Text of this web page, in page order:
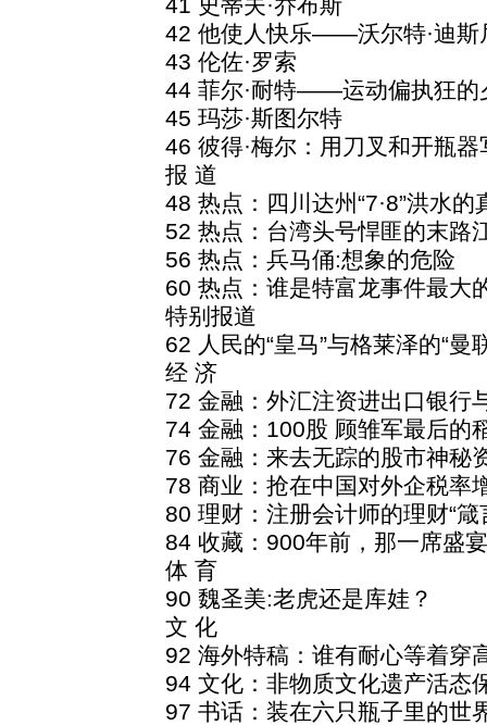
42 他使人快乐——沃尔特·迪斯
43 伦佐·罗索
44 菲尔·耐特——运动偏执狂的
45 玛莎·斯图尔特
46 彼得·梅尔：用刀叉和开瓶器
报 道
48 热点：四川达州“7·8”洪水的
52 热点：台湾头号悍匪的末路
56 热点：兵马俑:想象的危险
60 热点：谁是特富龙事件最大
特别报道
62 人民的“皇马”与格莱泽的“曼
经 济
72 金融：外汇注资进出口银行
74 金融：100股 顾雏军最后的
76 金融：来去无踪的股市神秘
78 商业：抢在中国对外企税率
80 理财：注册会计师的理财“箴
84 收藏：900年前，那一席盛宴
体 育
90 魏圣美:老虎还是库娃？
文 化
92 海外特稿：谁有耐心等着穿
94 文化：非物质文化遗产活态
97 书话：装在六只瓶子里的世